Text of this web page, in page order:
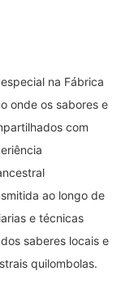
na Fábrica
onde os sabores e
com
ao longo de
e técnicas
saberes locais e
quilombolas.